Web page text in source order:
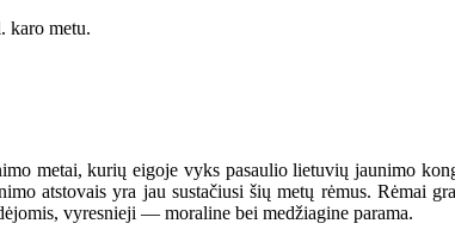
karo metu.
metai, kurių eigoje vyks pasaulio lietuvių jaunimo
atstovais yra jau sustačiusi šių metų rėmus. Rėmai
vyresnieji — moraline bei medžiagine parama.